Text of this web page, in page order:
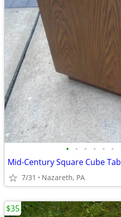
• • • • • •
Mid-Century Square Cube
7/31 Nazareth, PA
$35